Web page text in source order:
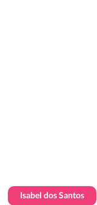
Isabel dos Santos